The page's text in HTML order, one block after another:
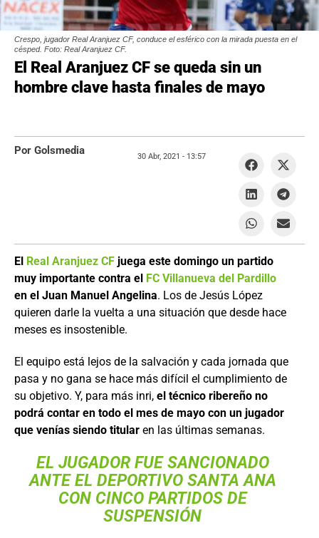
Crespo, jugador Real Aranjuez CF, conduce el esférico con la mirada puesta en el
césped. Foto: Real Aranjuez CF.
El Real Aranjuez CF se queda sin un
hombre clave hasta finales de mayo
El Real Aranjuez CF juega este domingo un partido
muy importante contra el FC Villanueva del Pardillo
en el Juan Manuel Angelina. Los de Jesús López
quieren darle la vuelta a una situación que desde hace
meses es insostenible.
El equipo está lejos de la salvación y cada jornada que
pasa y no gana se hace más difícil el cumplimiento de
su objetivo. Y, para más inri, el técnico ribereño no
podrá contar en todo el mes de mayo con un jugador
que venías siendo titular en las últimas semanas.
EL JUGADOR FUE SANCIONADO
ANTE EL DEPORTIVO SANTA ANA
CON CINCO PARTIDOS DE
SUSPENSIÓN
Por Golsmedia 30 Abr, 2021 - 13:57